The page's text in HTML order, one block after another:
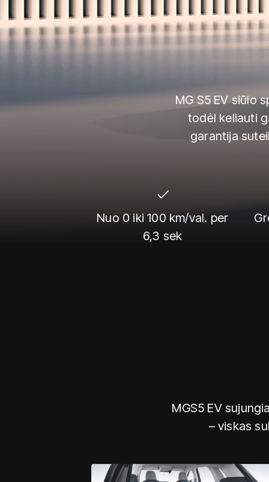
MG S5 EV siūlo
todėl keliauti
garantija
Nuo 0 iki 100 km/val. per
6,3 sek
MGS5 EV
– viskas